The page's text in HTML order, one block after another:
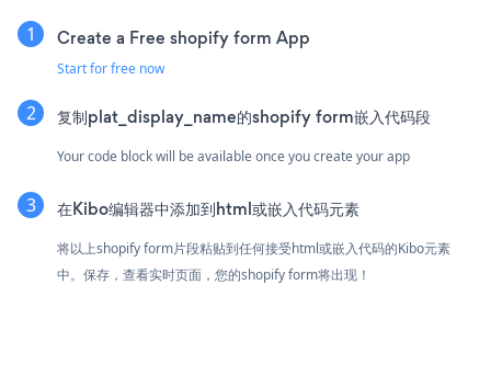
Create a Free shopify form App
Start for free now
复制plat_display_name的shopify form嵌入代码段
Your code block will be available once you create your app
在Kibo编辑器中添加到html或嵌入代码元素
将以上shopify form片段粘贴到任何接受html或嵌入代码的Kibo元素
中。保存，查看实时页面，您的shopify form将出现！